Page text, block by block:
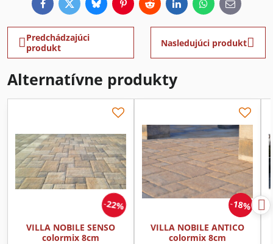
FacebookTwitterBlueskyPinterestRedditLinkedInWhatsApp
E-
mail
Predchádzajúci
produkt
Nasledujúci produkt
Alternatívne produkty
22%
VILLA NOBILE SENSO
colormix 8cm
18%
VILLA NOBILE ANTICO
colormix 8cm